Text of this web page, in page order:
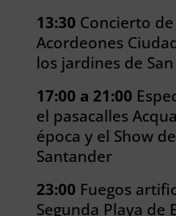
13:30 Concierto
Acordeones
los jardines de
17:00 a 21:00
el pasacalles
época y el Show
Santander
23:00 Fuegos
Segunda Playa de